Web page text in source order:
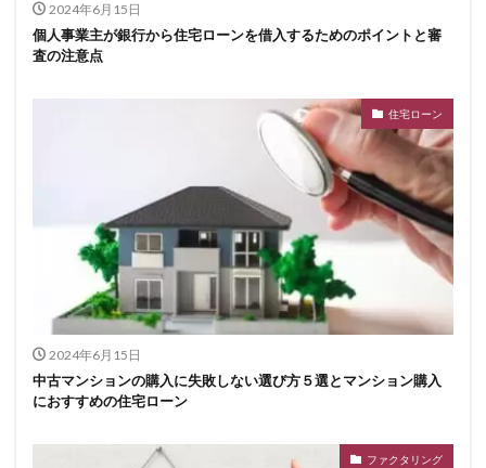
2024年6月15日
個人事業主が銀行から住宅ローンを借入するためのポイントと審
査の注意点
住宅ローン
2024年6月15日
中古マンションの購入に失敗しない選び方５選とマンション購入
におすすめの住宅ローン
ファクタリング